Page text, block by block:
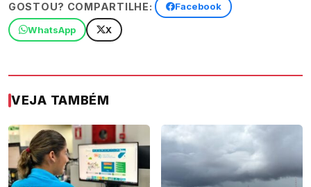
GOSTOU? COMPARTILHE: Facebook
WhatsApp X
VEJA TAMBÉM